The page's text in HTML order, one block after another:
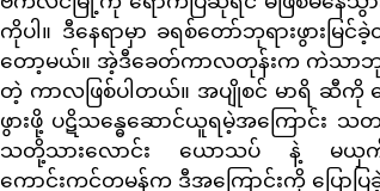
ကိုပါ။ ဒီနေရာမှာ ခရစ်တော်ဘုရားဖွားမြ
တော့မယ်။ အဲ့ဒီခေတ်ကာလတုန်းက ကဲသာဘုရ
တဲ့ ကာလဖြစ်ပါတယ်။ အပျိုစင် မာရိ ဆီကို က
ဖွားဖို့ ပဋိသန္ဓေဆောင်ယူရမဲ့အကြောင်း
သတို့သားလောင်း ယောသပ် နဲ့ မယှ
ကောင်းကင်တမန်က ဒီအကြောင်းကို ပြော